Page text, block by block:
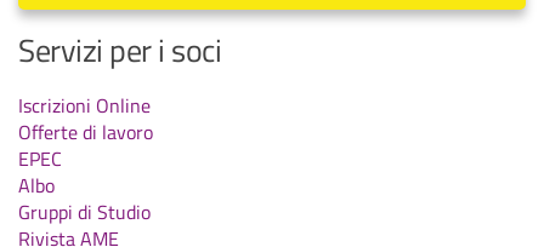
Servizi per i soci
Iscrizioni Online
Offerte di lavoro
EPEC
Albo
Gruppi di Studio
Rivista AME